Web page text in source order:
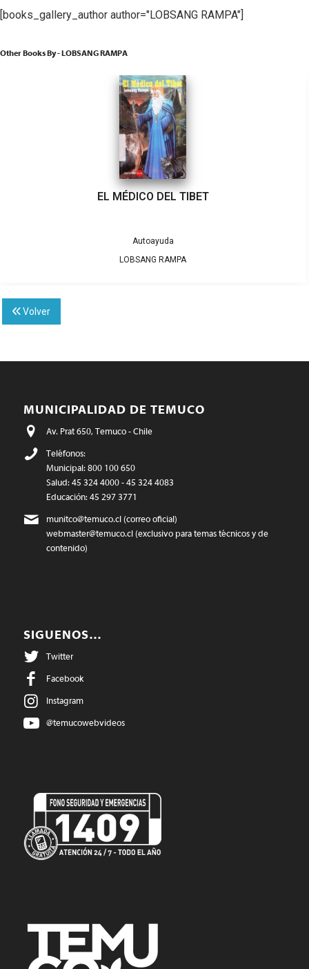
[books_gallery_author author="LOBSANG RAMPA"]
Other Books By - LOBSANG RAMPA
EL MÉDICO DEL TIBET
Autoayuda
LOBSANG RAMPA
Volver
MUNICIPALIDAD DE TEMUCO
Av. Prat 650, Temuco - Chile
Teléfonos:
Municipal: 800 100 650
Salud: 45 324 4000 - 45 324 4083
Educación: 45 297 3771
munitco@temuco.cl(correo oficial)
webmaster@temuco.cl(exclusivo para temas técnicos y de
contenido)
SIGUENOS…
Twitter
Facebook
Instagram
@temucowebvideos